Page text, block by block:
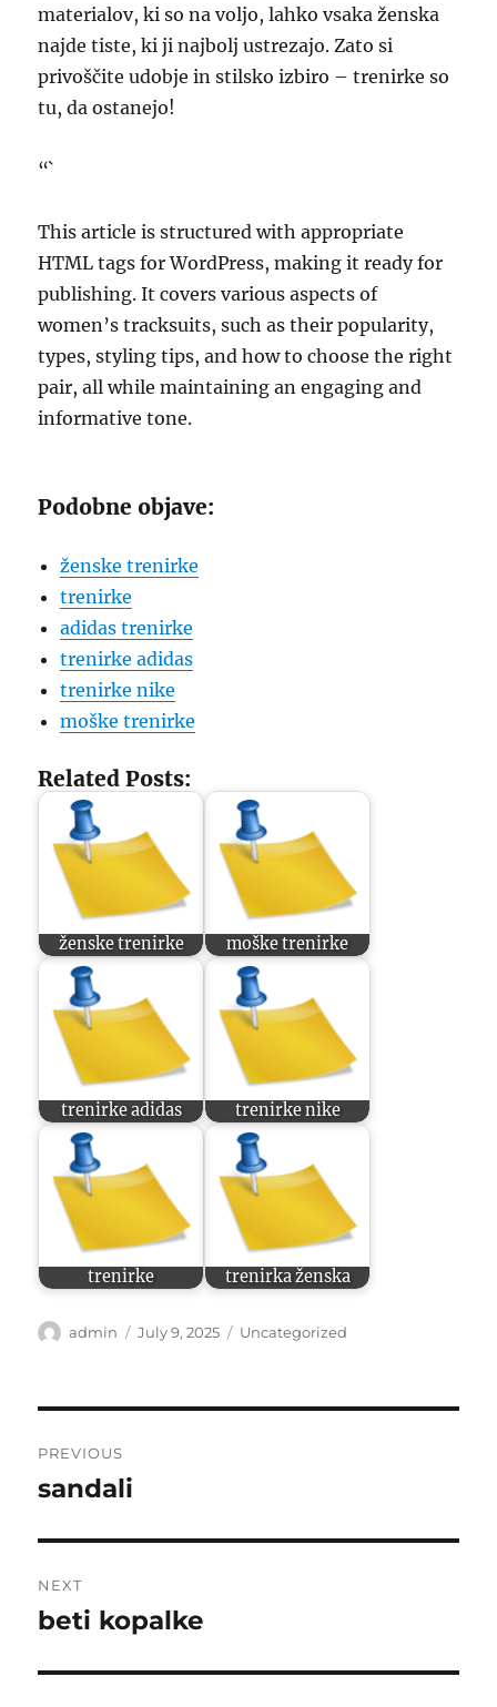
materialov, ki so na voljo, lahko vsaka ženska
najde tiste, ki ji najbolj ustrezajo. Zato si
privoščite udobje in stilsko izbiro – trenirke so
tu, da ostanejo!
“`
This article is structured with appropriate
HTML tags for WordPress, making it ready for
publishing. It covers various aspects of
women’s tracksuits, such as their popularity,
types, styling tips, and how to choose the right
pair, all while maintaining an engaging and
informative tone.
Podobne objave:
ženske trenirke
trenirke
adidas trenirke
trenirke adidas
trenirke nike
moške trenirke
Related Posts:
ženske trenirke moške trenirke
trenirke adidas trenirke nike
trenirke trenirka ženska
Author
admin
Posted
July 9, 2025 Categories
Uncategorized
navigation
PREVIOUS
Previous
sandali
NEXT
Next
beti kopalke